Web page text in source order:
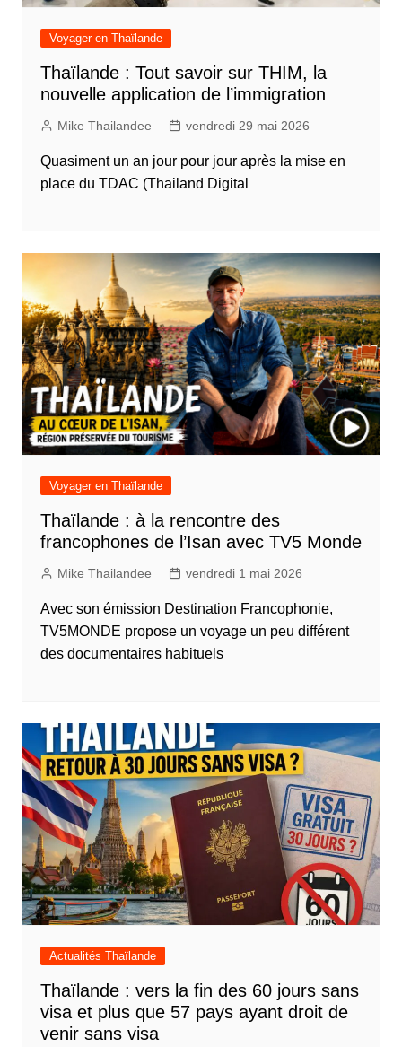
Voyager en Thaïlande
Thaïlande : Tout savoir sur THIM, la
nouvelle application de l’immigration
Mike Thailandee vendredi 29 mai 2026
Quasiment un an jour pour jour après la mise en
place du TDAC (Thailand Digital
Voyager en Thaïlande
Thaïlande : à la rencontre des
francophones de l’Isan avec TV5 Monde
Mike Thailandee vendredi 1 mai 2026
Avec son émission Destination Francophonie,
TV5MONDE propose un voyage un peu différent
des documentaires habituels
Actualités Thaïlande
Thaïlande : vers la fin des 60 jours sans
visa et plus que 57 pays ayant droit de
venir sans visa